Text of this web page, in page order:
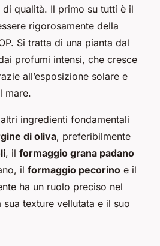
qualità. Il primo su tutti è il
rigorosamente della
Si tratta di una pianta dal
profumi intensi, che cresce
all’esposizione solare e
mare.
ingredienti fondamentali
di oliva, preferibilmente
, il formaggio grana padano
il formaggio pecorino e il
ha un ruolo preciso nel
texture vellutata e il suo